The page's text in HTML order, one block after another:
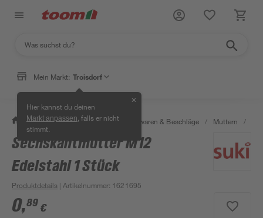
Mein Markt: Troisdorf
Hier kannst du deinen
Markt anpassen , falls er nicht
stimmt.
✕
/ Werkstatt & Maschinen / Eisenwaren & Beschläge / Muttern /
Sechskantmutter M12
Edelstahl 1 Stück
Produktdetails | Artikelnummer: 1621695
0,89 €